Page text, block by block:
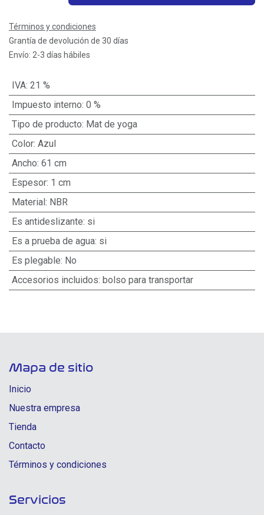
Términos y condiciones
Grantía de devolución de 30 días
Envío: 2-3 días hábiles
IVA: 21 %
Impuesto interno: 0 %
Tipo de producto: Mat de yoga
Color: Azul
Ancho: 61 cm
Espesor: 1 cm
Material: NBR
Es antideslizante: si
Es a prueba de agua: si
Es plegable: No
Accesorios incluidos: bolso para transportar
Mapa de sitio
Inicio
Nuestra empresa
Tienda
Contacto
Términos y condiciones
Servicios